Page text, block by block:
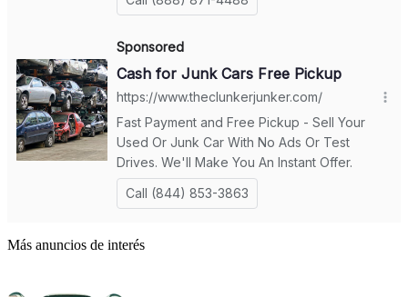
Más anuncios de interés